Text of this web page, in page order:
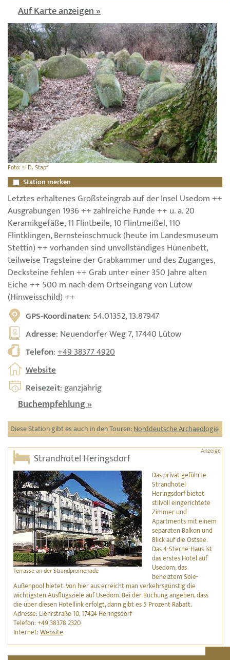
Auf Karte anzeigen »
Foto: © D. Stapf
Station merken
Letztes erhaltenes Großsteingrab auf der Insel Usedom ++
Ausgrabungen 1936 ++ zahlreiche Funde ++ u. a. 20
Keramikgefäße, 11 Flintbeile, 10 Flintmeißel, 110
Flintklingen, Bernsteinschmuck (heute im Landesmuseum
Stettin) ++ vorhanden sind unvollständiges Hünenbett,
teilweise Tragsteine der Grabkammer und des Zuganges,
Decksteine fehlen ++ Grab unter einer 350 Jahre alten
Eiche ++ 500 m nach dem Ortseingang von Lütow
(Hinweisschild) ++
GPS-Koordinaten: 54.01352, 13.87947
Adresse: Neuendorfer Weg 7, 17440 Lütow
Telefon:+49 38377 4920
Website
Reisezeit: ganzjährig
Buchempfehlung »
Diese Station gibt es auch in den Touren:Norddeutsche Archaeologie
Strandhotel Heringsdorf
Terrasse an der Strandpromenade
Das privat geführte
Strandhotel
Heringsdorf bietet
stilvoll eingerichtete
Zimmer und
Apartments mit einem
separaten Balkon und
Blick auf die Ostsee.
Das 4-Sterne-Haus ist
das erstes Hotel auf
Usedom, das
beheiztem Sole-
Außenpool bietet. Von hier aus erreicht man verkehrsgünstig die
wichtigsten Ausflugsziele auf Usedom. Bei der Buchung angeben, dass
die über diesen Hotellink erfolgt, dann gibt es 5 Prozent Rabatt.
Adresse: Liehrstraße 10, 17424 Heringsdorf
Telefon: +49 38378 2320
Internet:Website